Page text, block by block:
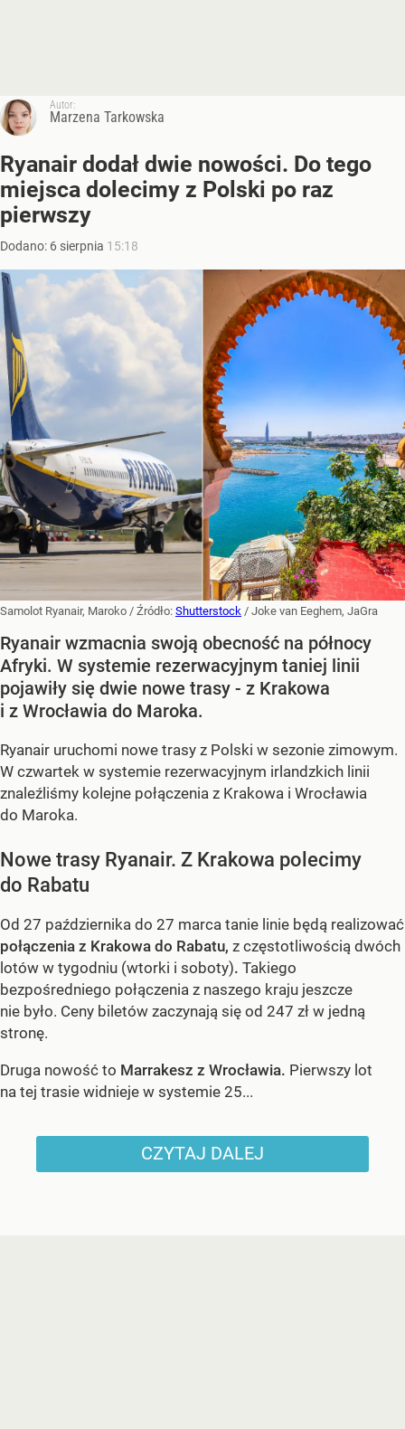
Autor:
Marzena Tarkowska
Ryanair dodał dwie nowości. Do tego
miejsca dolecimy z Polski po raz
pierwszy
Dodano: 6 sierpnia 15:18
Samolot Ryanair, Maroko / Źródło: Shutterstock / Joke van Eeghem, JaGra
Ryanair wzmacnia swoją obecność na północy
Afryki. W systemie rezerwacyjnym taniej linii
pojawiły się dwie nowe trasy - z Krakowa
i z Wrocławia do Maroka.
Ryanair uruchomi nowe trasy z Polski w sezonie zimowym.
W czwartek w systemie rezerwacyjnym irlandzkich linii
znaleźliśmy kolejne połączenia z Krakowa i Wrocławia
do Maroka.
Nowe trasy Ryanair. Z Krakowa polecimy
do Rabatu
Od 27 października do 27 marca tanie linie będą realizować
połączenia z Krakowa do Rabatu, z częstotliwością dwóch
lotów w tygodniu (wtorki i soboty). Takiego
bezpośredniego połączenia z naszego kraju jeszcze
nie było. Ceny biletów zaczynają się od 247 zł w jedną
stronę.
Druga nowość to Marrakesz z Wrocławia. Pierwszy lot
na tej trasie widnieje w systemie 25...
CZYTAJ DALEJ